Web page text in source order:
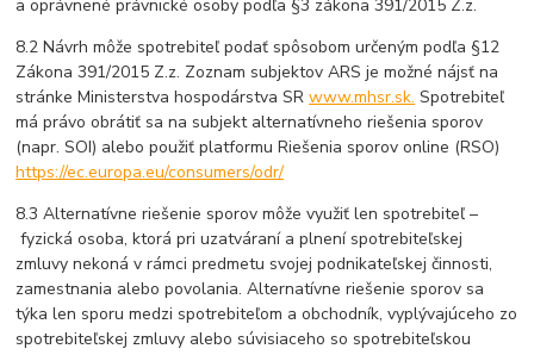
a oprávnené právnické osoby podľa §3 zákona 391/2015 Z.z.
8.2 Návrh môže spotrebiteľ podať spôsobom určeným podľa §12
Zákona 391/2015 Z.z. Zoznam subjektov ARS je možné nájsť na
stránke Ministerstva hospodárstva SRwww.mhsr.sk. Spotrebiteľ
má právo obrátiť sa na subjekt alternatívneho riešenia sporov
(napr. SOI) alebo použiť platformu Riešenia sporov online (RSO)
https://ec.europa.eu/consumers/odr/
8.3 Alternatívne riešenie sporov môže využiť len spotrebiteľ –
fyzická osoba, ktorá pri uzatváraní a plnení spotrebiteľskej
zmluvy nekoná v rámci predmetu svojej podnikateľskej činnosti,
zamestnania alebo povolania. Alternatívne riešenie sporov sa
týka len sporu medzi spotrebiteľom a obchodník, vyplývajúceho zo
spotrebiteľskej zmluvy alebo súvisiaceho so spotrebiteľskou